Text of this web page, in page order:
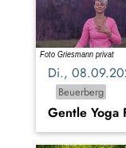
Di.,
Beuerberg
Gentle Yoga